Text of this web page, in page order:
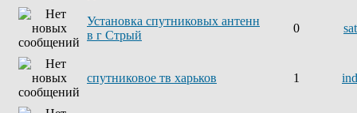
Установка спутниковых антенн
в г Стрый
0
спутниковое тв харьков 1